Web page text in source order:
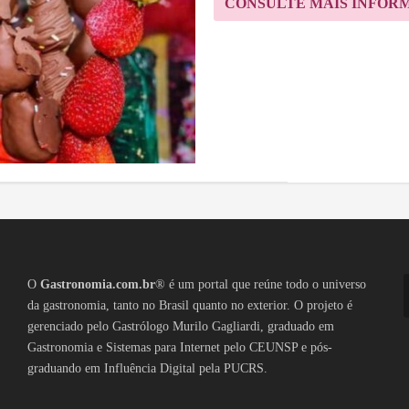
OGastronomia.com.br® é um portal que reúne todo o universo
da gastronomia, tanto no Brasil quanto no exterior. O projeto é
gerenciado pelo Gastrólogo Murilo Gagliardi, graduado em
Gastronomia e Sistemas para Internet pelo CEUNSP e pós-
graduando em Influência Digital pela PUCRS.